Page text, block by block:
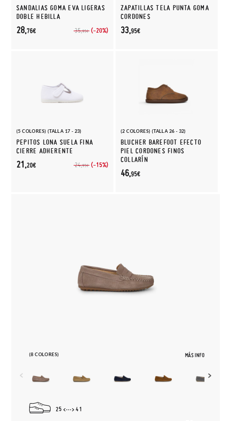
SANDALIAS GOMA EVA LIGERAS
DOBLE HEBILLA
35,95€ (-20%)
28,76€
ZAPATILLAS TELA PUNTA GOMA
CORDONES
33,95€
(5 COLORES) (TALLA 17 - 23)
PEPITOS LONA SUELA FINA
CIERRE ADHERENTE
24,95€ (-15%)
21,20€
(2 COLORES) (TALLA 26 - 32)
BLUCHER BAREFOOT EFECTO
PIEL CORDONES FINOS
COLLARÍN
46,95€
(8 COLORES) MÁS INFO
25 41